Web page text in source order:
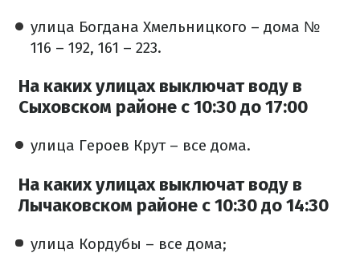
улица Богдана Хмельницкого – дома №
116 – 192, 161 – 223.
На каких улицах выключат воду в
Сыховском районе с 10:30 до 17:00
улица Героев Крут – все дома.
На каких улицах выключат воду в
Лычаковском районе с 10:30 до 14:30
улица Кордубы – все дома;